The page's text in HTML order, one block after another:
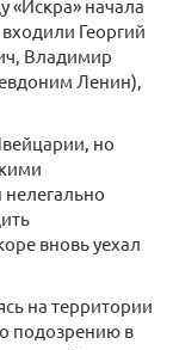
«Искра» начала
Георгий
Владимир
Ленин),
но
вновь уехал
на территории
подозрению в